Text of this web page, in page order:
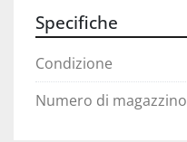
Specifiche
Condizione
Numero di magazzino